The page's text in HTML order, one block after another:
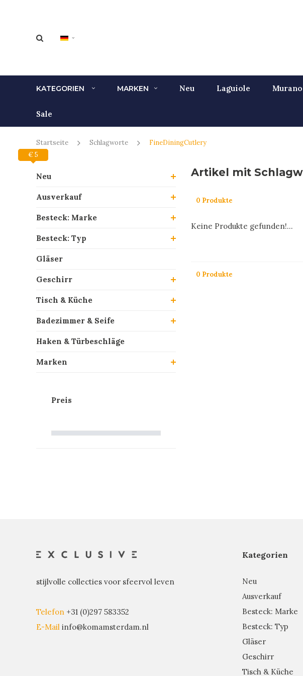
KATEGORIEN MARKEN Neu Laguiole Murano
Sale
Startseite Schlagworte FineDiningCutlery
Neu
Ausverkauf
Besteck: Marke
Besteck: Typ
Gläser
Geschirr
Tisch & Küche
Badezimmer & Seife
Haken & Türbeschläge
Marken
Preis
€ 0
€ 5
Artikel mit
0 Produkte
Keine Produkte gefunden!...
0 Produkte
stijlvolle collecties voor sfeervol leven
Telefon +31 (0)297 583352
E-Mail info@komamsterdam.nl
Kategorien
Neu
Ausverkauf
Besteck: Marke
Besteck: Typ
Gläser
Geschirr
Tisch & Küche